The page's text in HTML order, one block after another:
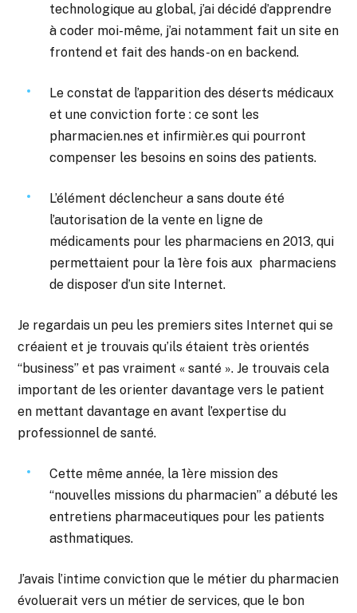
technologique au global, j’ai décidé d’apprendre
à coder moi-même, j’ai notamment fait un site en
frontend et fait des hands-on en backend.
Le constat de l’apparition des déserts médicaux
et une conviction forte : ce sont les
pharmacien.nes et infirmièr.es qui pourront
compenser les besoins en soins des patients.
L’élément déclencheur a sans doute été
l’autorisation de la vente en ligne de
médicaments pour les pharmaciens en 2013, qui
permettaient pour la 1ère fois aux pharmaciens
de disposer d’un site Internet.
Je regardais un peu les premiers sites Internet qui se
créaient et je trouvais qu’ils étaient très orientés
“business” et pas vraiment « santé ». Je trouvais cela
important de les orienter davantage vers le patient
en mettant davantage en avant l’expertise du
professionnel de santé.
Cette même année, la 1ère mission des
“nouvelles missions du pharmacien” a débuté les
entretiens pharmaceutiques pour les patients
asthmatiques.
J’avais l’intime conviction que le métier du pharmacien
évoluerait vers un métier de services, que le bon